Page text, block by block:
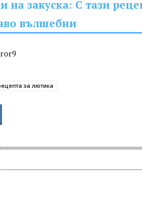
на закуска: С тази
вълшебни
за лютика